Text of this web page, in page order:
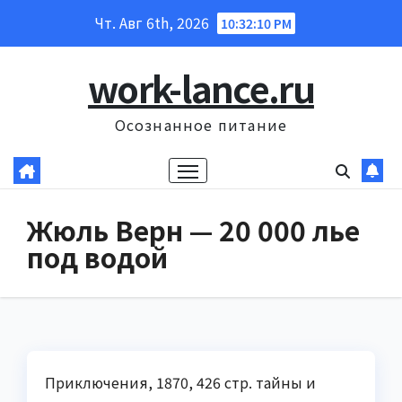
Чт. Авг 6th, 2026 10:32:11 PM
work-lance.ru
Осознанное питание
Жюль Верн — 20 000 лье
под водой
Приключения, 1870, 426 стр. тайны и